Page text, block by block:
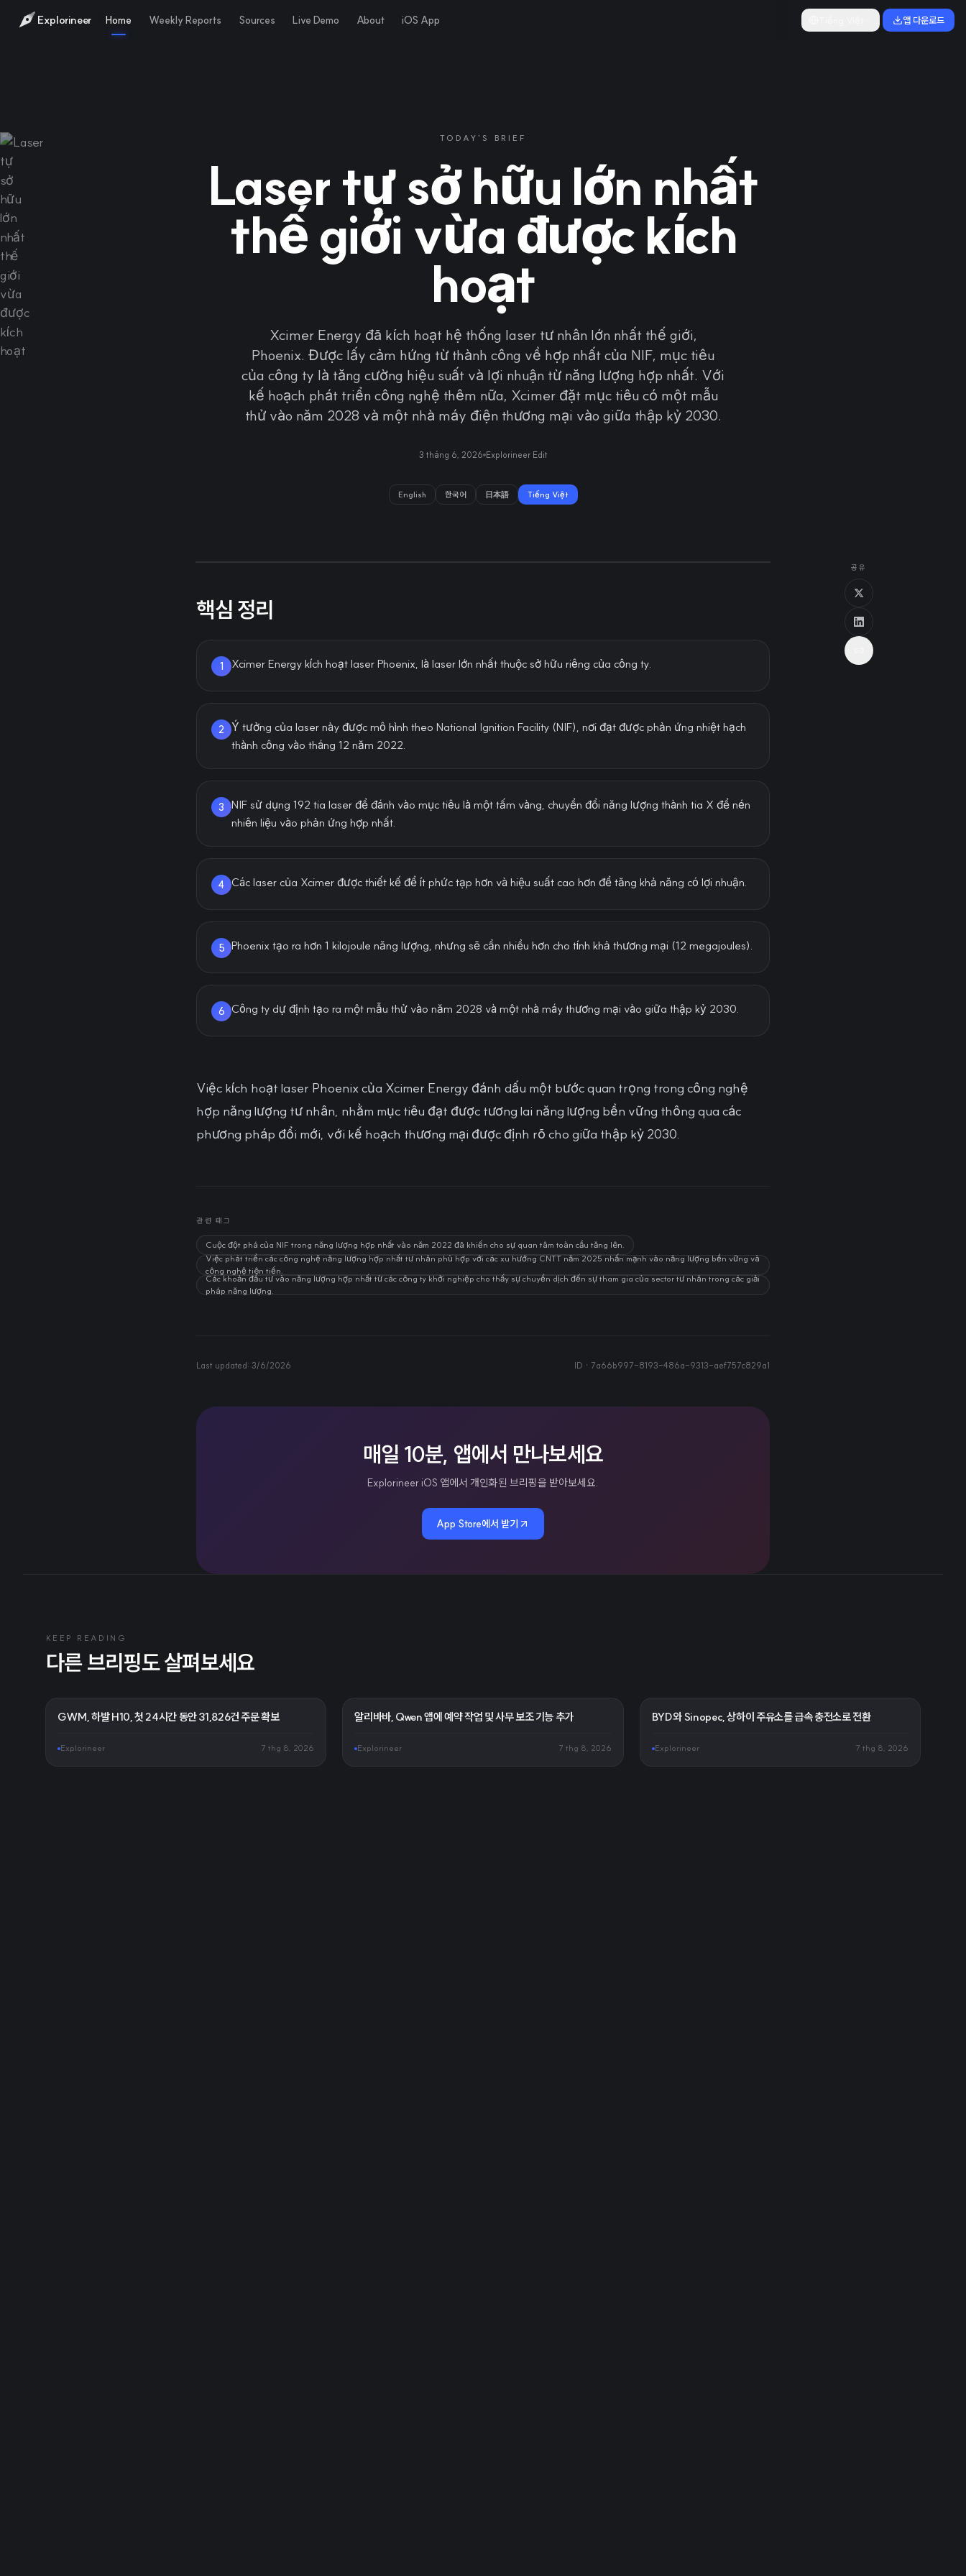
Explorineer Home Weekly Reports Sources Live Demo About iOS App 앱 다운로드
TODAY'S BRIEF
Laser tự sở hữu lớn nhất
thế giới vừa được kích
hoạt
Xcimer Energy đã kích hoạt hệ thống laser tư nhân lớn nhất thế giới,
Phoenix. Được lấy cảm hứng từ thành công về hợp nhất của NIF, mục tiêu
của công ty là tăng cường hiệu suất và lợi nhuận từ năng lượng hợp nhất. Với
kế hoạch phát triển công nghệ thêm nữa, Xcimer đặt mục tiêu có một mẫu
thử vào năm 2028 và một nhà máy điện thương mại vào giữa thập kỷ 2030.
3 tháng 6, 2026 Explorineer Edit
English 한국어 日本語 Tiếng Việt
핵심 정리
1 Xcimer Energy kích hoạt laser Phoenix, là laser lớn nhất thuộc sở hữu riêng của công ty.
2
Ý tưởng của laser này được mô hình theo National Ignition Facility (NIF), nơi đạt được phản ứng nhiệt hạch
thành công vào tháng 12 năm 2022.
3
NIF sử dụng 192 tia laser để đánh vào mục tiêu là một tấm vàng, chuyển đổi năng lượng thành tia X để nén
nhiên liệu vào phản ứng hợp nhất.
4 Các laser của Xcimer được thiết kế để ít phức tạp hơn và hiệu suất cao hơn để tăng khả năng có lợi nhuận.
5 Phoenix tạo ra hơn 1 kilojoule năng lượng, nhưng sẽ cần nhiều hơn cho tính khả thương mại (12 megajoules).
6 Công ty dự định tạo ra một mẫu thử vào năm 2028 và một nhà máy thương mại vào giữa thập kỷ 2030.
Việc kích hoạt laser Phoenix của Xcimer Energy đánh dấu một bước quan trọng trong công nghệ
hợp năng lượng tư nhân, nhằm mục tiêu đạt được tương lai năng lượng bền vững thông qua các
phương pháp đổi mới, với kế hoạch thương mại được định rõ cho giữa thập kỷ 2030.
관련 태그
Cuộc đột phá của NIF trong năng lượng hợp nhất vào năm 2022 đã khiến cho sự quan tâm toàn cầu tăng lên.
Việc phát triển các công nghệ năng lượng hợp nhất tư nhân phù hợp với các xu hướng CNTT năm 2025 nhấn mạnh vào năng lượng bền vững và
công nghệ tiên tiến.
Các khoản đầu tư vào năng lượng hợp nhất từ các công ty khởi nghiệp cho thấy sự chuyển dịch đến sự tham gia của sector tư nhân trong các giải
pháp năng lượng.
Last updated: 3/6/2026 ID · 7a66b997-8193-486a-9313-aef757c829a1
매일 10분, 앱에서 만나보세요
Explorineer iOS 앱에서 개인화된 브리핑을 받아보세요.
App Store에서 받기
공유
KEEP READING
다른 브리핑도 살펴보세요
GWM, 하발 H10, 첫 24시간 동안 31,826건 주문 확보
Explorineer 7 thg 8, 2026
알리바바, Qwen 앱에 예약 작업 및 사무 보조 기능 추가
Explorineer 7 thg 8, 2026
BYD와 Sinopec, 상하이 주유소를 급속 충전소로 전환
Explorineer 7 thg 8, 2026